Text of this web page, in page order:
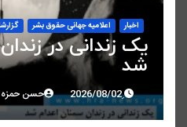
اخبار اعلاميه جهانی حقوق بشر
یک زندانی در
شد
حسن حمزه